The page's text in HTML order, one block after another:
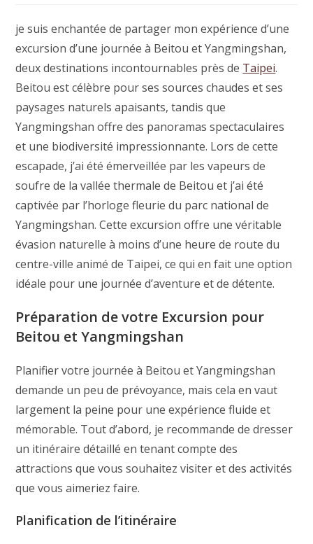
publication :
publication :
je suis enchantée de partager mon expérience d’une
excursion d’une journée à Beitou et Yangmingshan,
deux destinations incontournables près de Taipei.
Beitou est célèbre pour ses sources chaudes et ses
paysages naturels apaisants, tandis que
Yangmingshan offre des panoramas spectaculaires
et une biodiversité impressionnante. Lors de cette
escapade, j’ai été émerveillée par les vapeurs de
soufre de la vallée thermale de Beitou et j’ai été
captivée par l’horloge fleurie du parc national de
Yangmingshan. Cette excursion offre une véritable
évasion naturelle à moins d’une heure de route du
centre-ville animé de Taipei, ce qui en fait une option
idéale pour une journée d’aventure et de détente.
Préparation de votre Excursion pour
Beitou et Yangmingshan
Planifier votre journée à Beitou et Yangmingshan
demande un peu de prévoyance, mais cela en vaut
largement la peine pour une expérience fluide et
mémorable. Tout d’abord, je recommande de dresser
un itinéraire détaillé en tenant compte des
attractions que vous souhaitez visiter et des activités
que vous aimeriez faire.
Planification de l’itinéraire